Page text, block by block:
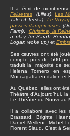
Il a écrit de
Feluettes (Lilies) Les
Tale of Teeka)
Le
passes-dangereuses
Farm)
Christine , la
a play for Sarah
Logan woke up) et
Ses œuvres ont été
compte près de 500
traduit la majorité de
Helena Tornero en
Moccagatta en italien et
Au Québec, elles ont
Théâtre d’Aujourd’hui,
Le Théâtre du
Il a collaboré avec les
Brassard, Brigitte
Daniel Meilleur, Michel
Florent Siaud. C'est à